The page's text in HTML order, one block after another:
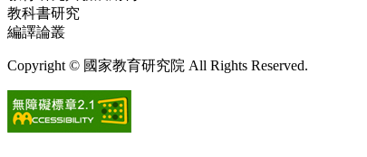
教科書研究
編譯論叢
Copyright © 國家教育研究院 All Rights Reserved.